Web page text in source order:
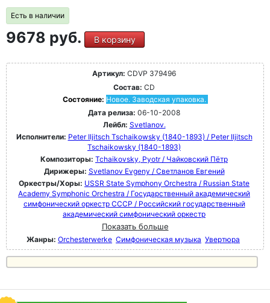
Есть в наличии
9678 руб. В корзину
Артикул: CDVP 379496
Состав: CD
Состояние: Новое. Заводская упаковка.
Дата релиза: 06-10-2008
Лейбл: Svetlanov.
Исполнители: Peter Iljitsch Tschaikowsky (1840-1893) / Peter Iljitsch
Tschaikowsky (1840-1893)
Композиторы: Tchaikovsky, Pyotr / Чайковский Пётр
Дирижеры: Svetlanov Evgeny / Светланов Евгений
Оркестры/Хоры: USSR State Symphony Orchestra / Russian State
Academy Symphonic Orchestra / Государственный академический
симфонический оркестр СССР / Российский государственный
академический симфонический оркестр
Показать больше
Жанры: Orchesterwerke Симфоническая музыка Увертюра